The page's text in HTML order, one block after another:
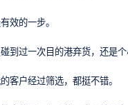
效的一步。
到过一次目的港弃货，还是
客户经过筛选，都挺不错。